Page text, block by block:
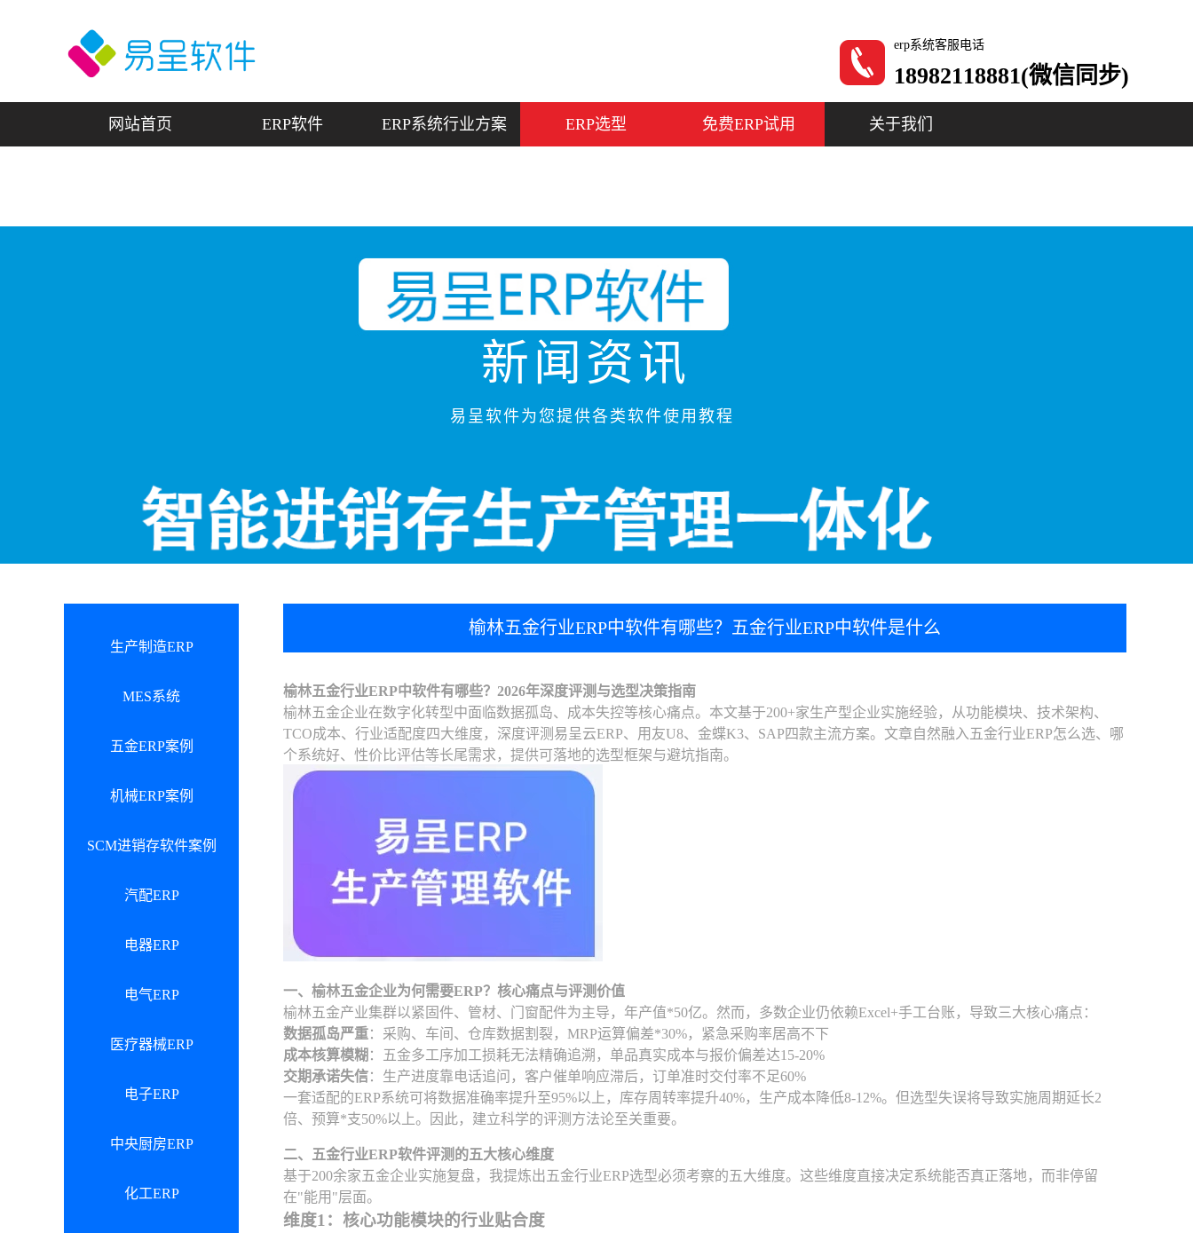
erp系统客服电话
18982118881(微信同步)
网站首页 ERP软件 ERP系统行业方案 ERP选型 免费ERP试用 关于我们
新闻资讯
易呈软件为您提供各类软件使用教程
生产制造ERP
MES系统
五金ERP案例
机械ERP案例
SCM进销存软件案例
汽配ERP
电器ERP
电气ERP
医疗器械ERP
电子ERP
中央厨房ERP
化工ERP
榆林五金行业ERP中软件有哪些？五金行业ERP中软件是什么
榆林五金行业ERP中软件有哪些？2026年深度评测与选型决策指南
榆林五金企业在数字化转型中面临数据孤岛、成本失控等核心痛点。本文基于200+家生产型企业实施经验，从功能模块、技术架构、
TCO成本、行业适配度四大维度，深度评测易呈云ERP、用友U8、金蝶K3、SAP四款主流方案。文章自然融入五金行业ERP怎么选、哪
个系统好、性价比评估等长尾需求，提供可落地的选型框架与避坑指南。
一、榆林五金企业为何需要ERP？核心痛点与评测价值
榆林五金产业集群以紧固件、管材、门窗配件为主导，年产值*50亿。然而，多数企业仍依赖Excel+手工台账，导致三大核心痛点：
数据孤岛严重：采购、车间、仓库数据割裂，MRP运算偏差*30%，紧急采购率居高不下
成本核算模糊 ：五金多工序加工损耗无法精确追溯，单品真实成本与报价偏差达15-20%
交期承诺失信：生产进度靠电话追问，客户催单响应滞后，订单准时交付率不足60%
一套适配的ERP系统可将数据准确率提升至95%以上，库存周转率提升40%，生产成本降低8-12%。但选型失误将导致实施周期延长2
倍、预算*支50%以上。因此，建立科学的评测方法论至关重要。
二、五金行业ERP软件评测的五大核心维度
基于200余家五金企业实施复盘，我提炼出五金行业ERP选型必须考察的五大维度。这些维度直接决定系统能否真正落地，而非停留
在"能用"层面。
维度1：核心功能模块的行业贴合度